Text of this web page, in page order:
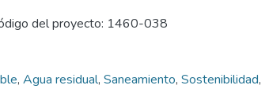
del proyecto: 1460-038
, Agua residual, Saneamiento, Sostenibilidad,